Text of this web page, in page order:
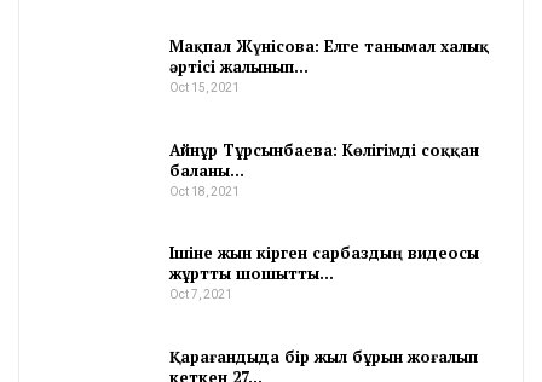
Мақпал Жүнісова: Елге танымал халық
әртісі жалынып…
Oct 15, 2021
Айнұр Тұрсынбаева: Көлігімді соққан
баланы…
Oct 18, 2021
Ішіне жын кірген сарбаздың видеосы
жұртты шошытты…
Oct 7, 2021
Қарағандыда бір жыл бұрын жоғалып
кеткен 27…